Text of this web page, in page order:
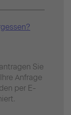
Sie
Anfrage
per E-